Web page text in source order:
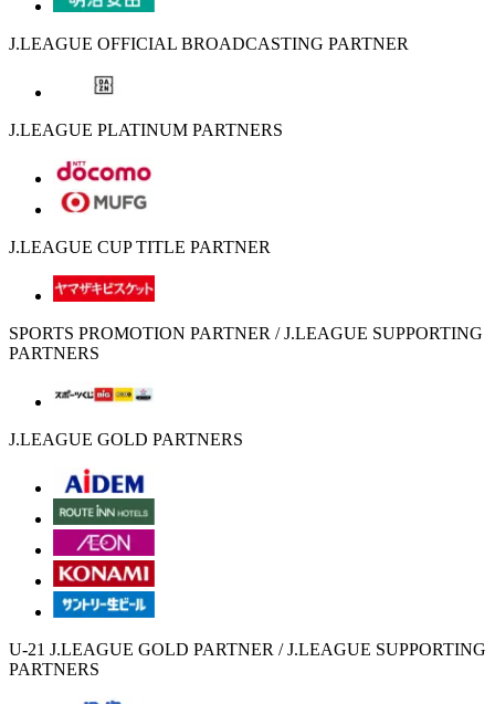
J.LEAGUE OFFICIAL BROADCASTING PARTNER
J.LEAGUE PLATINUM PARTNERS
J.LEAGUE CUP TITLE PARTNER
SPORTS PROMOTION PARTNER / J.LEAGUE SUPPORTING
PARTNERS
J.LEAGUE GOLD PARTNERS
U-21 J.LEAGUE GOLD PARTNER / J.LEAGUE SUPPORTING
PARTNERS